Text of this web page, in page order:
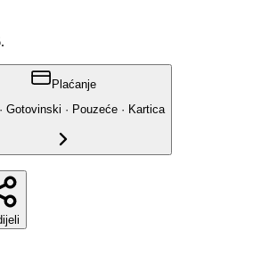
Plaćanje
Gotovinski · Pouzeće · Kartica